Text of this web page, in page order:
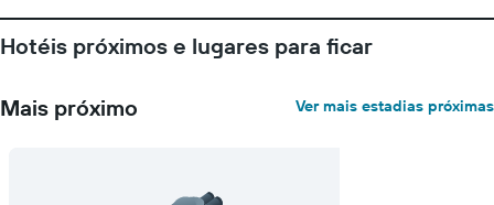
Hotéis próximos e lugares para ficar
Mais próximo Ver mais estadias próximas